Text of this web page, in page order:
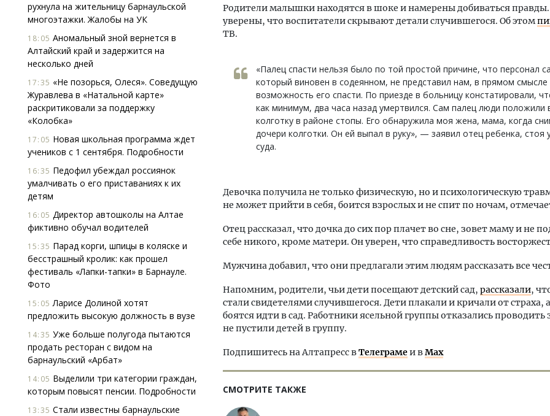
рухнула на жительницу барнаульской
многоэтажки. Жалобы на УК
18:05 Аномальный зной вернется в
Алтайский край и задержится на
несколько дней
17:35 «Не позорься, Олеся». Соведущую
Журавлева в «Натальной карте»
раскритиковали за поддержку
«Колобка»
17:05 Новая школьная программа ждет
учеников с 1 сентября. Подробности
16:35 Педофил убеждал россиянок
умалчивать о его приставаниях к их
детям
16:05 Директор автошколы на Алтае
фиктивно обучал водителей
15:35 Парад корги, шпицы в коляске и
бесстрашный кролик: как прошел
фестиваль «Лапки-тапки» в Барнауле.
Фото
15:05 Ларисе Долиной хотят
предложить высокую должность в вузе
14:35 Уже больше полугода пытаются
продать ресторан с видом на
барнаульский «Арбат»
14:05 Выделили три категории граждан,
которым повысят пенсии. Подробности
13:35 Стали известны барнаульские
Родители малышки находятся в шоке и намерены добиваться
уверены, что воспитатели скрывают детали случившегося. Об этом
ТВ.
«Палец спасти нельзя было по той простой причине, что персонал
который виновен в содеянном, не представил нам, в прямом смысле
возможность его спасти. По приезде в больницу констатировали,
как минимум, два часа назад умертвился. Сам палец люди положили
колготку в районе стопы. Его обнаружила моя жена, мама, когда
дочери колготки. Он ей выпал в руку», — заявил отец ребенка, стоя
суда.
Девочка получила не только физическую, но и психологическую
не может прийти в себя, боится взрослых и не спит по ночам,
Отец рассказал, что дочка до сих пор плачет во сне, зовет маму и не
себе никого, кроме матери. Он уверен, что справедливость
Мужчина добавил, что они предлагали этим людям рассказать все
Напомним, родители, чьи дети посещают детский сад, рассказали,
стали свидетелями случившегося. Дети плакали и кричали от страха,
боятся идти в сад. Работники ясельной группы отказались проводить
не пустили детей в группу.
Подпишитесь на Алтапресс вТелеграмеи вMax
СМОТРИТЕ ТАКЖЕ